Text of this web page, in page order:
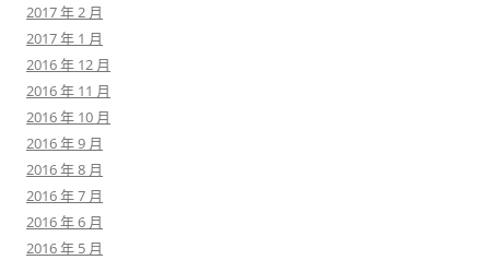
2017 年 2 月
2017 年 1 月
2016 年 12 月
2016 年 11 月
2016 年 10 月
2016 年 9 月
2016 年 8 月
2016 年 7 月
2016 年 6 月
2016 年 5 月